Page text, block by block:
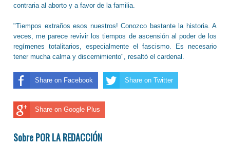
contraria al aborto y a favor de la familia.
"Tiempos extraños esos nuestros! Conozco bastante la historia. A
veces, me parece revivir los tiempos de ascensión al poder de los
regímenes totalitarios, especialmente el fascismo. Es necesario
tener mucha calma y discernimiento", resaltó el cardenal.
Share on Facebook Share on Twitter
Share on Google Plus
Sobre POR LA REDACCIÓN